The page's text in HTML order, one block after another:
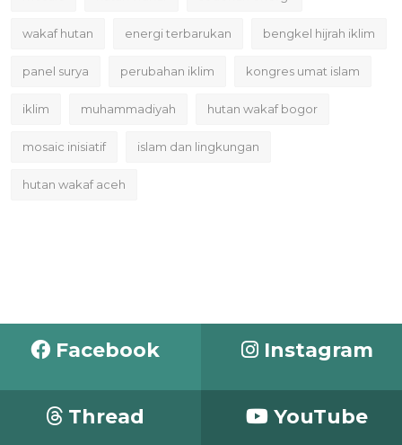
wakaf hutan energi terbarukan bengkel hijrah iklim
panel surya perubahan iklim kongres umat islam
iklim muhammadiyah hutan wakaf bogor
mosaic inisiatif islam dan lingkungan
hutan wakaf aceh
Facebook Instagram
Thread YouTube